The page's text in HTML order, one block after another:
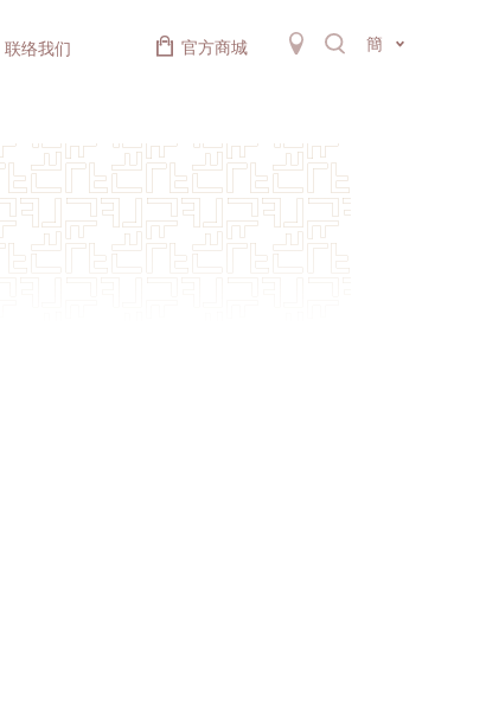
联络我们 官方商城 簡